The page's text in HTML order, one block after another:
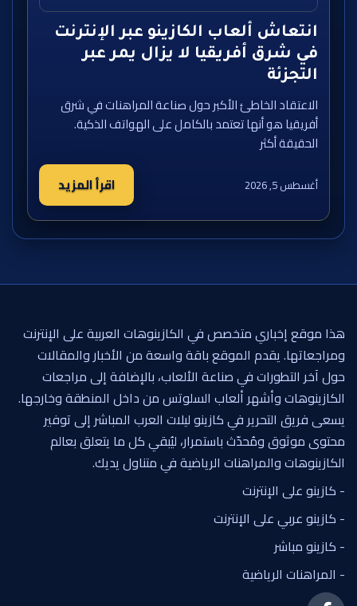
انتعاش ألعاب الكازينو عبر الإنترنت
في شرق أفريقيا لا يزال يمر عبر
التجزئة
الاعتقاد الخاطئ الأكبر حول صناعة المراهنات في شرق
أفريقيا هو أنها تعتمد بالكامل على الهواتف الذكية.
الحقيقة أكثر
أغسطس 5, 2026 اقرأ المزيد
هذا موقع إخباري متخصص في الكازينوهات العربية على الإنترنت
ومراجعاتها. يقدم الموقع باقة واسعة من الأخبار والمقالات
حول آخر التطورات في صناعة الألعاب، بالإضافة إلى مراجعات
الكازينوهات وأشهر ألعاب السلوتس من داخل المنطقة وخارجها.
يسعى فريق التحرير في كازينو ليلات العرب المباشر إلى توفير
محتوى موثوق ومُحدّث باستمرار، ليُبقي كل ما يتعلق بعالم
الكازينوهات والمراهنات الرياضية في متناول يديك.
- كازينو على الإنترنت
- كازينو عربي على الإنترنت
- كازينو مباشر
- المراهنات الرياضية